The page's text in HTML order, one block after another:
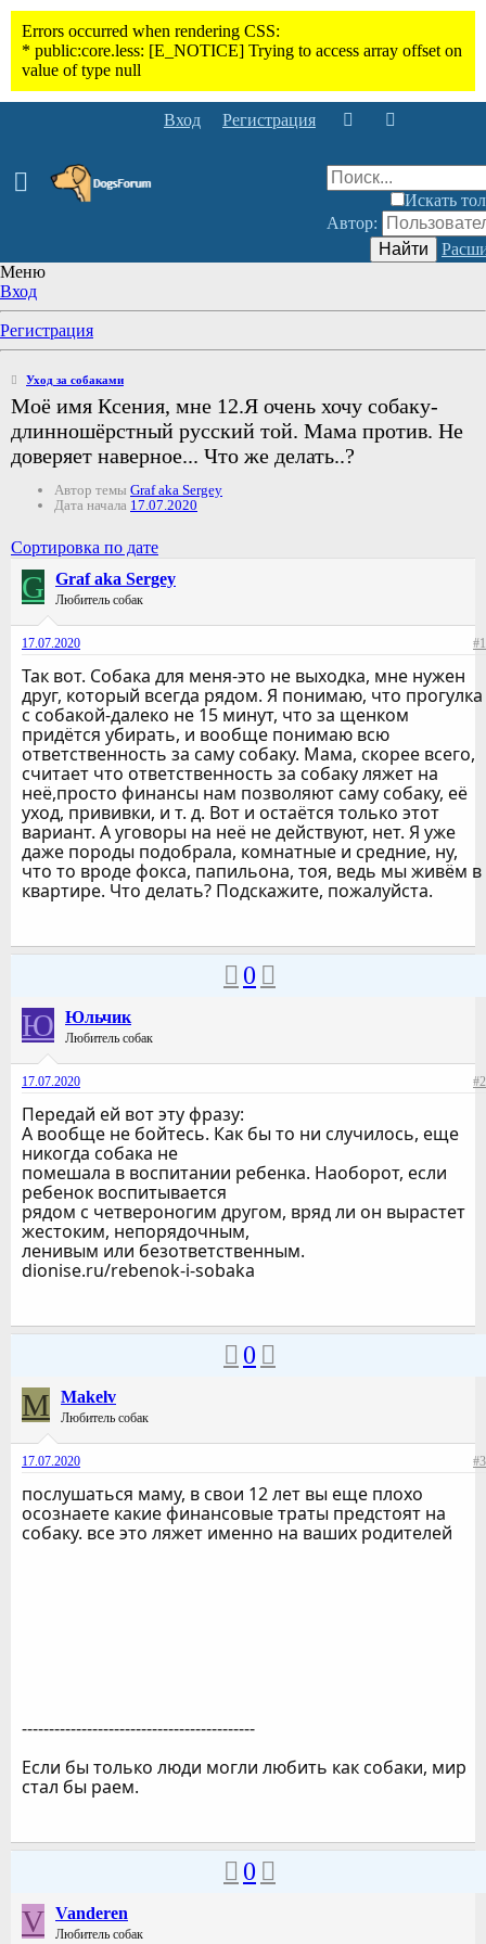
Вход Регистрация
Искать
Автор:
Найти
Меню
Вход
Регистрация
Уход за собаками
Моё имя Ксения, мне 12.Я очень хочу собаку-
длинношёрстный русский той. Мама против. Не
доверяет наверное... Что же делать..?
Автор темы Graf aka Sergey
Дата начала 17.07.2020
Сортировка по дате
G Graf aka Sergey
Любитель собак
17.07.2020 #1
Так вот. Собака для меня-это не выходка, мне нужен
друг, который всегда рядом. Я понимаю, что прогулка
с собакой-далеко не 15 минут, что за щенком
придётся убирать, и вообще понимаю всю
ответственность за саму собаку. Мама, скорее всего,
считает что ответственность за собаку ляжет на
неё,просто финансы нам позволяют саму собаку, её
уход, прививки, и т. д. Вот и остаётся только этот
вариант. А уговоры на неё не действуют, нет. Я уже
даже породы подобрала, комнатные и средние, ну,
что то вроде фокса, папильона, тоя, ведь мы живём в
квартире. Что делать? Подскажите, пожалуйста.
0
Ю Юльчик
Любитель собак
17.07.2020 #2
Передай ей вот эту фразу:
А вообще не бойтесь. Как бы то ни случилось, еще
никогда собака не
помешала в воспитании ребенка. Наоборот, если
ребенок воспитывается
рядом с четвероногим другом, вряд ли он вырастет
жестоким, непорядочным,
ленивым или безответственным.
dionise.ru/rebenok-i-sobaka
0
M Makelv
Любитель собак
17.07.2020 #3
послушаться маму, в свои 12 лет вы еще плохо
осознаете какие финансовые траты предстоят на
собаку. все это ляжет именно на ваших родителей
-------------------------------------------
Если бы только люди могли любить как собаки, мир
стал бы раем.
0
V Vanderen
Любитель собак